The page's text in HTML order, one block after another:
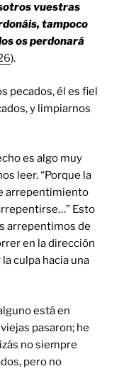
vuestras
tampoco
os perdonará
).
pecados, él es fiel
y limpiarnos
es algo muy
leer. “Porque la
arrepentimiento
Esto
arrepentimos de
en la dirección
culpa hacia una
está en
pasaron; he
no siempre
pero no